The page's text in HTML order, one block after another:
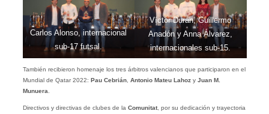
Carlos Alonso, internacional
sub-17 futsal.
Víctor Durán, Guillermo
Anadón y Anna Álvarez,
internacionales sub-15.
También recibieron homenaje los tres árbitros valencianos que participaron en el
Mundial de Qatar 2022: Pau Cebrián, Antonio Mateu Lahozy Juan M.
Munuera
Directivos y directivas de clubes de la Comunitat, por su dedicación y trayectoria